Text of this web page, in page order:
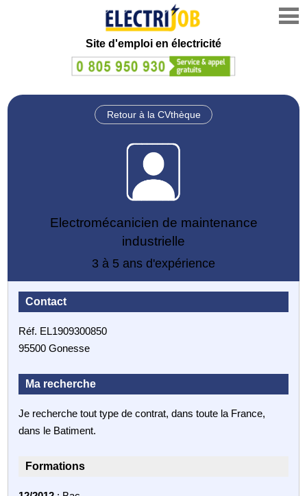
Site d'emploi en électricité
Retour à la CVthèque
Electromécanicien de maintenance
industrielle
3 à 5 ans d'expérience
Contact
Réf. EL1909300850
95500 Gonesse
Ma recherche
Je recherche tout type de contrat, dans toute la France,
dans le Batiment.
Formations